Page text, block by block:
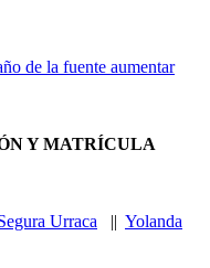
de la fuente aumentar
Y MATRÍCULA
Urraca || Yolanda